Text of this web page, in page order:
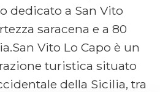
dedicato a San Vito
saracena e a 80
Vito Lo Capo è un
turistica situato
della Sicilia, tra